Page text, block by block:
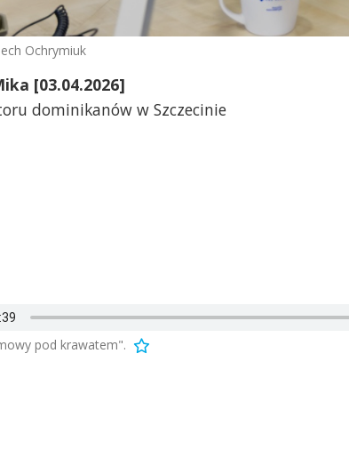
Ochrymiuk
[03.04.2026]
dominikanów w Szczecinie
pod krawatem".